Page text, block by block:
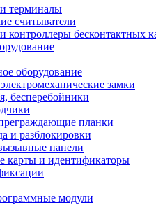
терминалы
считыватели
контроллеры бесконтактных
оборудование
замки
бесперебойники
планки
и разблокировки
панели
карты и идентификаторы
модули